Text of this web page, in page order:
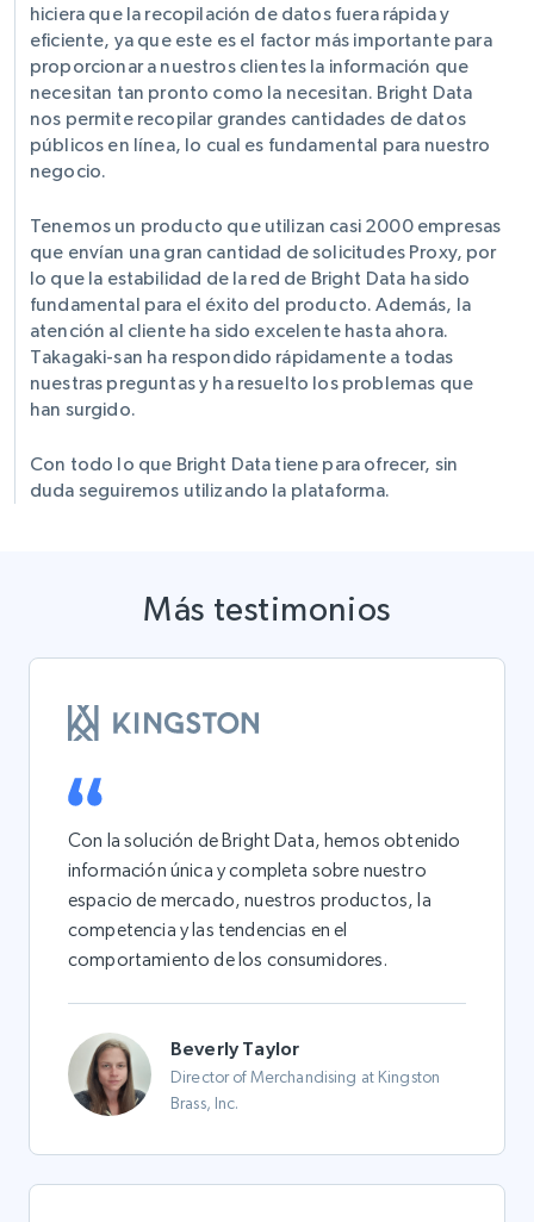
hiciera que la recopilación de datos fuera rápida y
eficiente, ya que este es el factor más importante para
proporcionar a nuestros clientes la información que
necesitan tan pronto como la necesitan. Bright Data
nos permite recopilar grandes cantidades de datos
públicos en línea, lo cual es fundamental para nuestro
negocio.
Tenemos un producto que utilizan casi 2000 empresas
que envían una gran cantidad de solicitudes Proxy, por
lo que la estabilidad de la red de Bright Data ha sido
fundamental para el éxito del producto. Además, la
atención al cliente ha sido excelente hasta ahora.
Takagaki-san ha respondido rápidamente a todas
nuestras preguntas y ha resuelto los problemas que
han surgido.
Con todo lo que Bright Data tiene para ofrecer, sin
duda seguiremos utilizando la plataforma.
Más testimonios
Con la solución de Bright Data, hemos obtenido
información única y completa sobre nuestro
espacio de mercado, nuestros productos, la
competencia y las tendencias en el
comportamiento de los consumidores.
Beverly Taylor
Director of Merchandising at Kingston
Brass, Inc.